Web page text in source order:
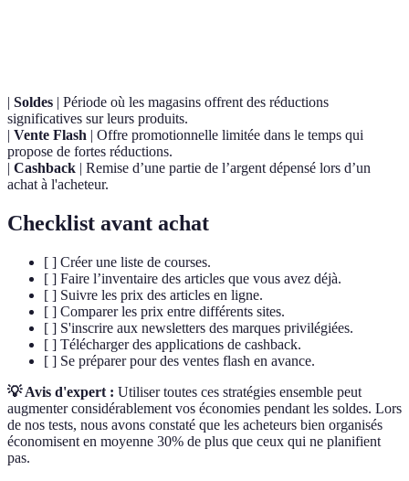
| Soldes | Période où les magasins offrent des réductions
significatives sur leurs produits.
| Vente Flash | Offre promotionnelle limitée dans le temps qui
propose de fortes réductions.
| Cashback | Remise d’une partie de l’argent dépensé lors d’un
achat à l'acheteur.
Checklist avant achat
[ ] Créer une liste de courses.
[ ] Faire l’inventaire des articles que vous avez déjà.
[ ] Suivre les prix des articles en ligne.
[ ] Comparer les prix entre différents sites.
[ ] S'inscrire aux newsletters des marques privilégiées.
[ ] Télécharger des applications de cashback.
[ ] Se préparer pour des ventes flash en avance.
💡 Avis d'expert : Utiliser toutes ces stratégies ensemble peut
augmenter considérablement vos économies pendant les soldes. Lors
de nos tests, nous avons constaté que les acheteurs bien organisés
économisent en moyenne 30% de plus que ceux qui ne planifient
pas.